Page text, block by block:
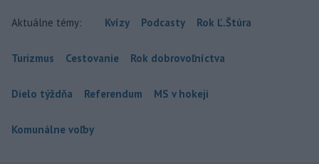
Aktuálne témy: Kvízy Podcasty Rok Ľ.Štúra
Turizmus Cestovanie Rok dobrovoľníctva
Dielo týždňa Referendum MS v hokeji
Komunálne voľby